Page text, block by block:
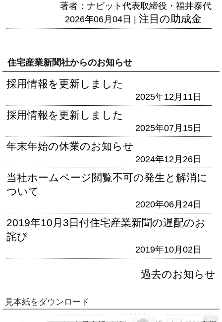
著者：ナビット代表取締役・福井泰代
2026年06月04日 | 注目の助成金
住宅産業新聞社からのお知らせ
採用情報を更新しました
2025年12月11日
採用情報を更新しました
2025年07月15日
年末年始の休業のお知らせ
2024年12月26日
当社ホームページ閲覧不可の発生と解消に
ついて
2020年06月24日
2019年10月3日付住宅産業新聞の遅配のお
詫び
2019年10月02日
過去のお知らせ
見本紙をダウンロード